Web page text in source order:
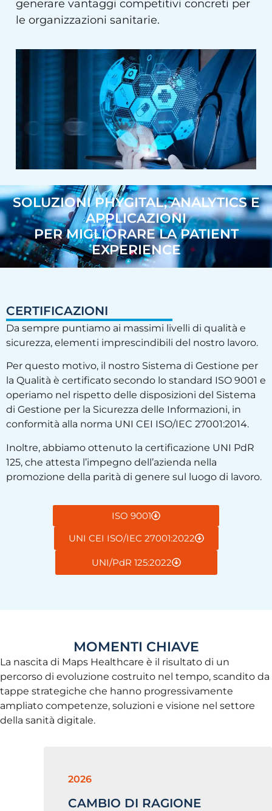
generare vantaggi competitivi concreti per
le organizzazioni sanitarie.
SOLUZIONI PHYGITAL, ANALYTICS E
APPLICAZIONI
PER MIGLIORARE LA PATIENT
EXPERIENCE
CERTIFICAZIONI
Da sempre puntiamo ai massimi livelli di qualità e
sicurezza, elementi imprescindibili del nostro lavoro.
Per questo motivo, il nostro Sistema di Gestione per
la Qualità è certificato secondo lo standard ISO 9001 e
operiamo nel rispetto delle disposizioni del Sistema
di Gestione per la Sicurezza delle Informazioni, in
conformità alla norma UNI CEI ISO/IEC 27001:2014.
Inoltre, abbiamo ottenuto la certificazione UNI PdR
125, che attesta l’impegno dell’azienda nella
promozione della parità di genere sul luogo di lavoro.
ISO 9001
UNI CEI ISO/IEC 27001:2022
UNI/PdR 125:2022
MOMENTI CHIAVE
La nascita di Maps Healthcare è il risultato di un
percorso di evoluzione costruito nel tempo, scandito da
tappe strategiche che hanno progressivamente
ampliato competenze, soluzioni e visione nel settore
della sanità digitale.
2026
CAMBIO DI RAGIONE